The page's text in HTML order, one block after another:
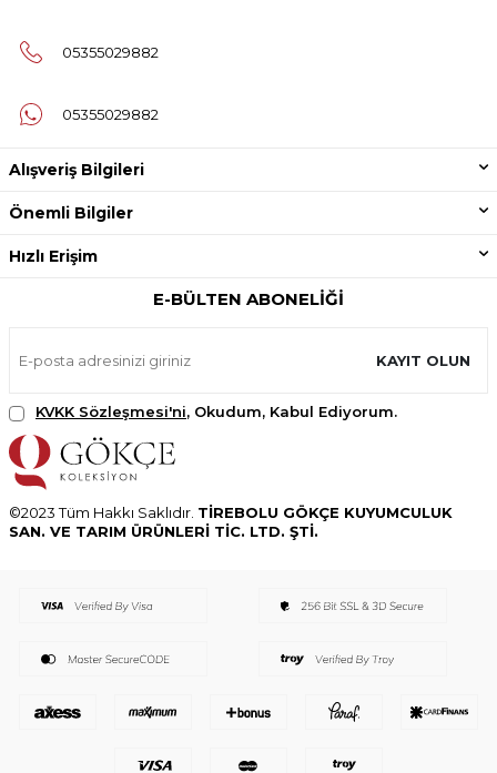
05355029882
05355029882
Alışveriş Bilgileri
Önemli Bilgiler
Hızlı Erişim
E-BÜLTEN ABONELIĞI
KAYIT OLUN
KVKK Sözleşmesi'ni, Okudum, Kabul Ediyorum.
©2023 Tüm Hakkı Saklıdır. TİREBOLU GÖKÇE KUYUMCULUK
SAN. VE TARIM ÜRÜNLERİ TİC. LTD. ŞTİ.